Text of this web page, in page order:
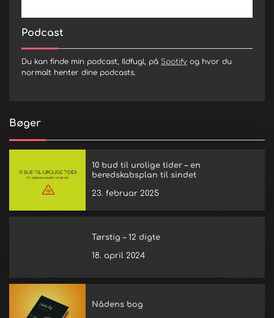
Podcast
Du kan finde min podcast, Ildfugl, på Spotify og hvor du
normalt henter dine podcasts.
Bøger
10 bud til urolige tider – en
beredskabsplan til sindet
23. februar 2025
Tørstig – 12 digte
18. april 2024
Nådens bog